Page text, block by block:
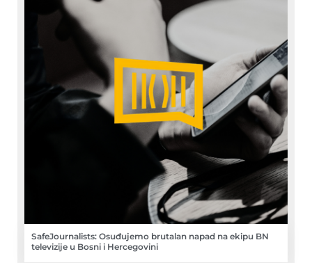
SafeJournalists: Osuđujemo brutalan napad na ekipu BN
televizije u Bosni i Hercegovini